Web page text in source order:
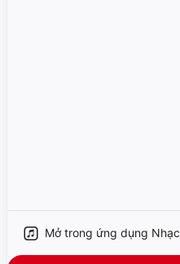
Mở trong ứng dụng Nhạc